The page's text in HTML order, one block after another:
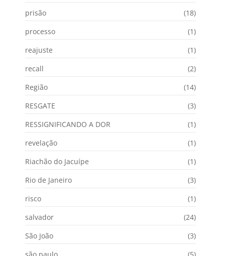
prisão
(18)
processo
(1)
reajuste
(1)
recall
(2)
Região
(14)
RESGATE
(3)
RESSIGNIFICANDO A DOR
(1)
revelação
(1)
Riachão do Jacuípe
(1)
Rio de Janeiro
(3)
risco
(1)
salvador
(24)
São João
(3)